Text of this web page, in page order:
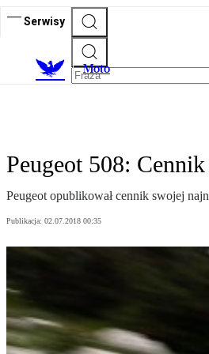
Serwisy
Moto
Peugeot 508:
Peugeot opublikował cennik swojej
Publikacja: 02.07.2018 00:35